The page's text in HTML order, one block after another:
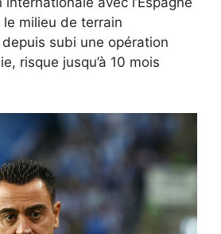
milieu de terrain
subi une opération
risque jusqu’à 10 mois